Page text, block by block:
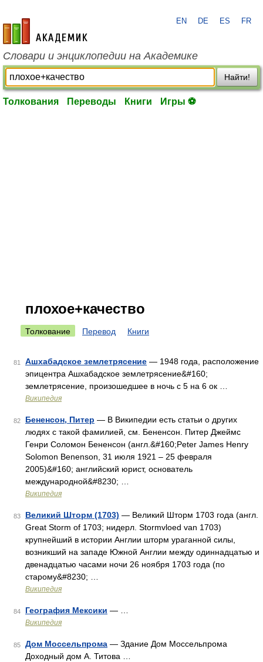
academic.ru
EN DE ES FR
Словари и энциклопедии на Академике
Найти!
Толкования Переводы Книги Игры ⚽
плохое+качество
Толкование Перевод Книги
81 Ашхабадское землетрясение — 1948 года, расположение
эпицентра Ашхабадское землетрясение&#160;
землетрясение, произошедшее в ночь с 5 на 6 ок …
Википедия
82 Бененсон, Питер — В Википедии есть статьи о других
людях с такой фамилией, см. Бененсон. Питер Джеймс
Генри Соломон Бененсон (англ.&#160;Peter James Henry
Solomon Benenson, 31 июля 1921 – 25 февраля
2005)&#160; английский юрист, основатель
международной&#8230; …
Википедия
83 Великий Шторм (1703) — Великий Шторм 1703 года (англ.
Great Storm of 1703; нидерл. Stormvloed van 1703)
крупнейший в истории Англии шторм ураганной силы,
возникший на западе Южной Англии между одиннадцатью и
двенадцатью часами ночи 26 ноября 1703 года (по
старому&#8230; …
Википедия
84 География Мексики — …
Википедия
85 Дом Моссельпрома — Здание Дом Моссельпрома
Доходный дом А. Титова …